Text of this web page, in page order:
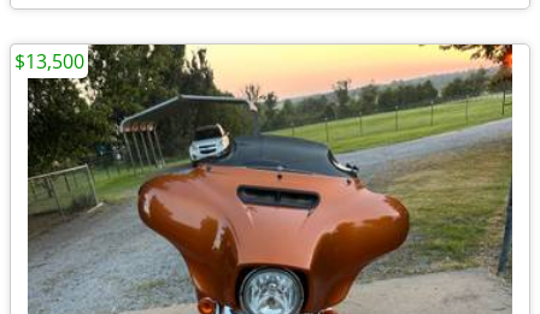
$13,500